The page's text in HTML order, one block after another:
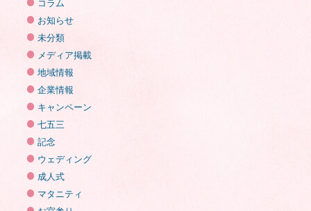
コラム
お知らせ
未分類
メディア掲載
地域情報
企業情報
キャンペーン
七五三
記念
ウェディング
成人式
マタニティ